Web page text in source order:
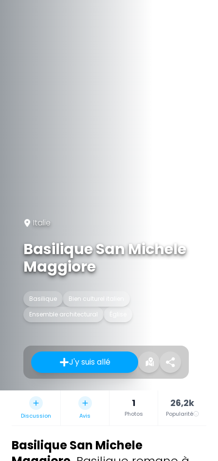
Italie
Basilique San Michele
Maggiore
Basilique
Bien culturel italien
Ensemble architectural
J'y suis allé
Discussion Avis
1
Photos
26,2k
Popularité
Basilique San Michele